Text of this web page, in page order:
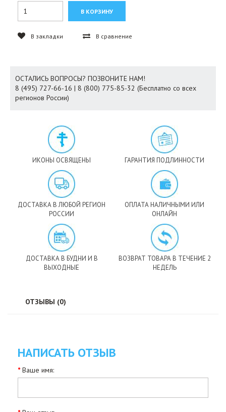
В закладки В сравнение
ОСТАЛИСЬ ВОПРОСЫ? ПОЗВОНИТЕ НАМ!
8 (495) 727-66-16 | 8 (800) 775-85-32 (Бесплатно со всех
регионов России)
ИКОНЫ ОСВЯЩЕНЫ ГАРАНТИЯ ПОДЛИННОСТИ
ДОСТАВКА В ЛЮБОЙ РЕГИОН
РОССИИ
ОПЛАТА НАЛИЧНЫМИ ИЛИ
ОНЛАЙН
ДОСТАВКА В БУДНИ И В
ВЫХОДНЫЕ
ВОЗВРАТ ТОВАРА В ТЕЧЕНИЕ 2
НЕДЕЛЬ
ОТЗЫВЫ (0)
НАПИСАТЬ ОТЗЫВ
Ваше имя: